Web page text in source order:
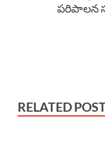
పరిపాలన
RELATED